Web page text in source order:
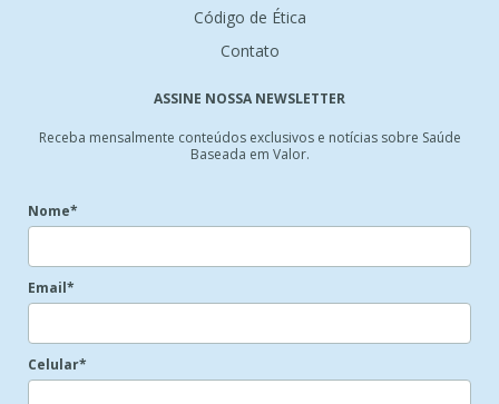
Código de Ética
Contato
ASSINE NOSSA NEWSLETTER
Receba mensalmente conteúdos exclusivos e notícias sobre Saúde
Baseada em Valor.
Nome*
Email*
Celular*